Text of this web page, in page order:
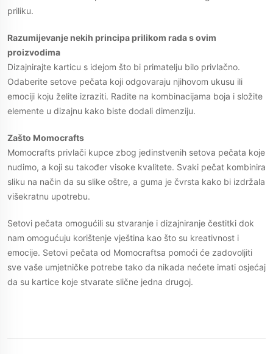
priliku.
Razumijevanje nekih principa prilikom rada s ovim
proizvodima
Dizajnirajte karticu s idejom što bi primatelju bilo privlačno.
Odaberite setove pečata koji odgovaraju njihovom ukusu ili
emociji koju želite izraziti. Radite na kombinacijama boja i složite
elemente u dizajnu kako biste dodali dimenziju.
Zašto Momocrafts
Momocrafts privlači kupce zbog jedinstvenih setova pečata koje
nudimo, a koji su također visoke kvalitete. Svaki pečat kombinira
sliku na način da su slike oštre, a guma je čvrsta kako bi izdržala
višekratnu upotrebu.
Setovi pečata omogućili su stvaranje i dizajniranje čestitki dok
nam omogućuju korištenje vještina kao što su kreativnost i
emocije. Setovi pečata od Momocraftsa pomoći će zadovoljiti
sve vaše umjetničke potrebe tako da nikada nećete imati osjećaj
da su kartice koje stvarate slične jedna drugoj.